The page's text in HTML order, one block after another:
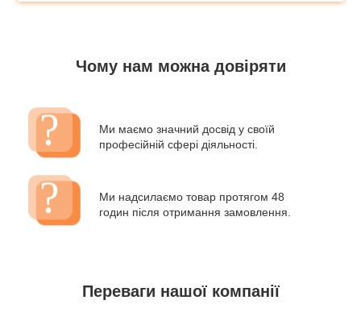
Чому нам можна довіряти
Ми маємо значний досвід у своїй
професійній сфері діяльності.
Ми надсилаємо товар протягом 48
годин після отримання замовлення.
Переваги нашої компанії